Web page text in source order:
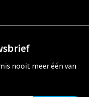
nooit meer één van